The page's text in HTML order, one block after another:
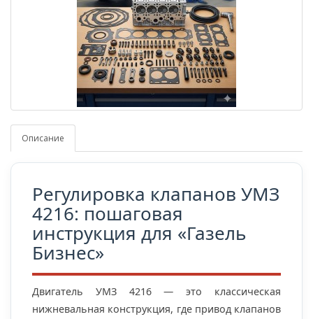
Описание
Регулировка клапанов УМЗ
4216: пошаговая
инструкция для «Газель
Бизнес»
Двигатель УМЗ 4216 — это классическая
нижневальная конструкция, где привод клапанов